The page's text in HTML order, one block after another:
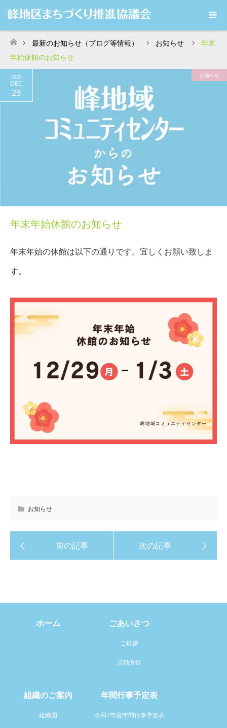
ホーム
最新のお知らせ（ブログ等情報） お知らせ
年末
年始休館のお知らせ
2025
DEC
23
お知らせ
年末年始休館のお知らせ
年末年始の休館は以下の通りです。宜しくお願い致しま
す。
お知らせ
ホーム ごあいさつ
ご挨拶
活動方針
組織のご案内
組織図
年間行事予定表
令和7年度年間行事予定表